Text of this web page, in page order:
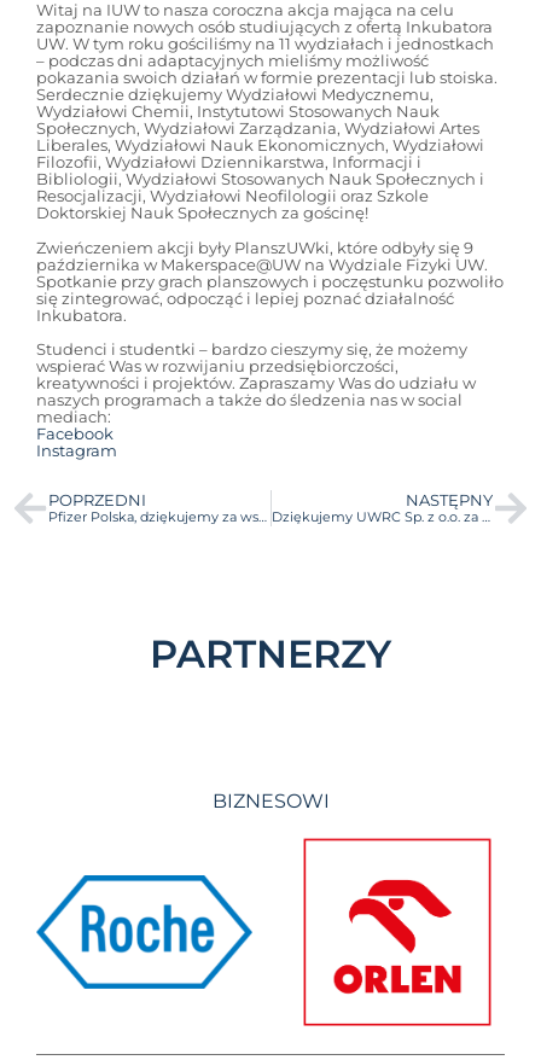
Witaj na IUW to nasza coroczna akcja mająca na celu
zapoznanie nowych osób studiujących z ofertą Inkubatora
UW. W tym roku gościliśmy na 11 wydziałach i jednostkach
– podczas dni adaptacyjnych mieliśmy możliwość
pokazania swoich działań w formie prezentacji lub stoiska.
Serdecznie dziękujemy Wydziałowi Medycznemu,
Wydziałowi Chemii, Instytutowi Stosowanych Nauk
Społecznych, Wydziałowi Zarządzania, Wydziałowi Artes
Liberales, Wydziałowi Nauk Ekonomicznych, Wydziałowi
Filozofii, Wydziałowi Dziennikarstwa, Informacji i
Bibliologii, Wydziałowi Stosowanych Nauk Społecznych i
Resocjalizacji, Wydziałowi Neofilologii oraz Szkole
Doktorskiej Nauk Społecznych za gościnę!
Zwieńczeniem akcji były PlanszUWki, które odbyły się 9
października w Makerspace@UW na Wydziale Fizyki UW.
Spotkanie przy grach planszowych i poczęstunku pozwoliło
się zintegrować, odpocząć i lepiej poznać działalność
Inkubatora.
Studenci i studentki – bardzo cieszymy się, że możemy
wspierać Was w rozwijaniu przedsiębiorczości,
kreatywności i projektów. Zapraszamy Was do udziału w
naszych programach a także do śledzenia nas w social
mediach:
Facebook
Instagram
POPRZEDNI NASTĘPNY
PARTNERZY
BIZNESOWI